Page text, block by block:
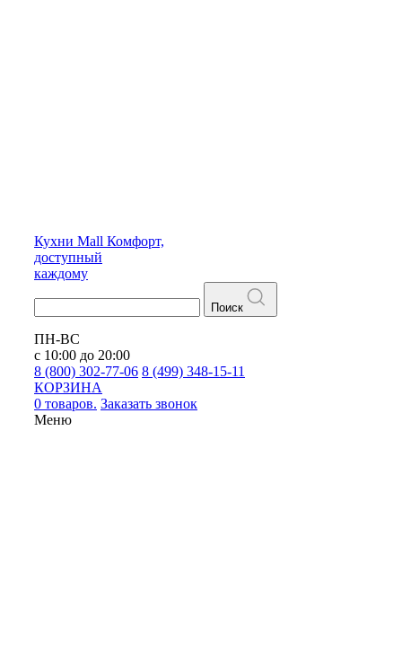
Кухни Mall Комфорт,
доступный
каждому
Поиск
ПН-ВС
с 10:00 до 20:00
8 (800) 302-77-06 8 (499) 348-15-11
КОРЗИНА
0 товаров. Заказать звонок
Меню